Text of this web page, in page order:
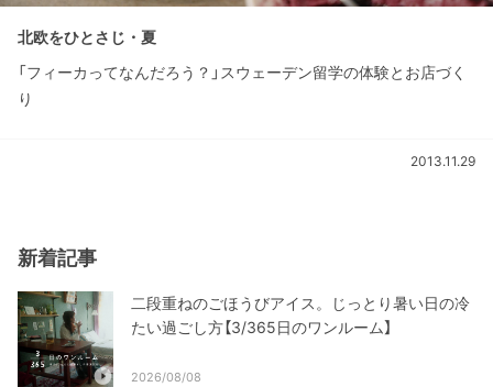
北欧をひとさじ・夏
「フィーカってなんだろう？」スウェーデン留学の体験とお店づく
り
2013.11.29
新着記事
二段重ねのごほうびアイス。じっとり暑い日の冷
たい過ごし方【3/365日のワンルーム】
2026/08/08